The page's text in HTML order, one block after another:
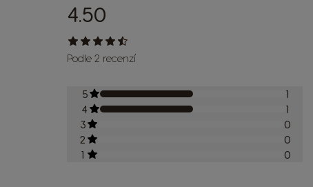
4.50
Podle 2 recenzí
5
1
4
1
3
0
2
0
1
0